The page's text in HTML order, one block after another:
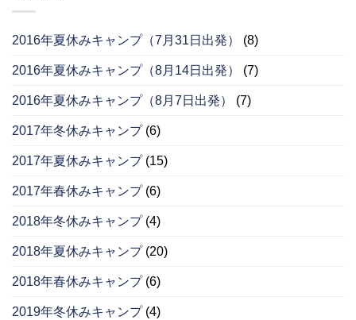
2016年夏休みキャンプ（7月31日出発） (8)
2016年夏休みキャンプ（8月14日出発） (7)
2016年夏休みキャンプ（8月7日出発） (7)
2017年冬休みキャンプ(6)
2017年夏休みキャンプ(15)
2017年春休みキャンプ(6)
2018年冬休みキャンプ(4)
2018年夏休みキャンプ(20)
2018年春休みキャンプ(6)
2019年冬休みキャンプ(4)